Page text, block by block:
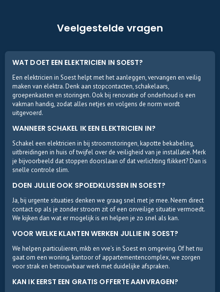
Veelgestelde vragen
WAT DOET EEN ELEKTRICIEN IN SOEST?
Een elektricien in Soest helpt met het aanleggen, vervangen en veilig
maken van elektra. Denk aan stopcontacten, schakelaars,
groepenkasten en storingen. Ook bij renovatie of onderhoud is een
vakman handig, zodat alles netjes en volgens de norm wordt
uitgevoerd.
WANNEER SCHAKEL IK EEN ELEKTRICIEN IN?
Schakel een elektricien in bij stroomstoringen, kapotte bekabeling,
uitbreidingen in huis of twijfel over de veiligheid van je installatie. Merk
je bijvoorbeeld dat stoppen doorslaan of dat verlichting flikkert? Dan is
snelle controle slim.
DOEN JULLIE OOK SPOEDKLUSSEN IN SOEST?
Ja, bij urgente situaties denken we graag snel met je mee. Neem direct
contact op als je zonder stroom zit of een onveilige situatie vermoedt.
We kijken dan wat er mogelijk is en helpen je zo snel als kan.
VOOR WELKE KLANTEN WERKEN JULLIE IN SOEST?
We helpen particulieren, mkb en vve’s in Soest en omgeving. Of het nu
gaat om een woning, kantoor of appartementencomplex, we zorgen
voor strak en betrouwbaar werk met duidelijke afspraken.
KAN IK EERST EEN GRATIS OFFERTE AANVRAGEN?